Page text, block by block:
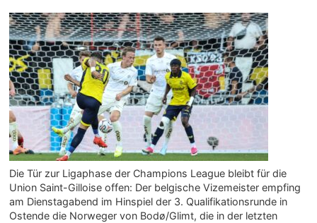
Die Tür zur Ligaphase der Champions League bleibt für die
Union Saint-Gilloise offen: Der belgische Vizemeister empfing
am Dienstagabend im Hinspiel der 3. Qualifikationsrunde in
Ostende die Norweger von Bodø/Glimt, die in der letzten